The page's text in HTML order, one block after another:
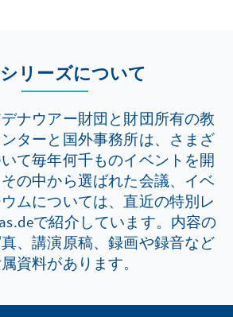
リーズについて
ナウアー財団と財団所有の教
ターと国外事務所は、さまざ
て毎年何千ものイベントを開
の中から選ばれた会議、イベ
ムについては、直近の特別レ
で紹介しています。内容の
、講演原稿、録画や録音など
資料があります。